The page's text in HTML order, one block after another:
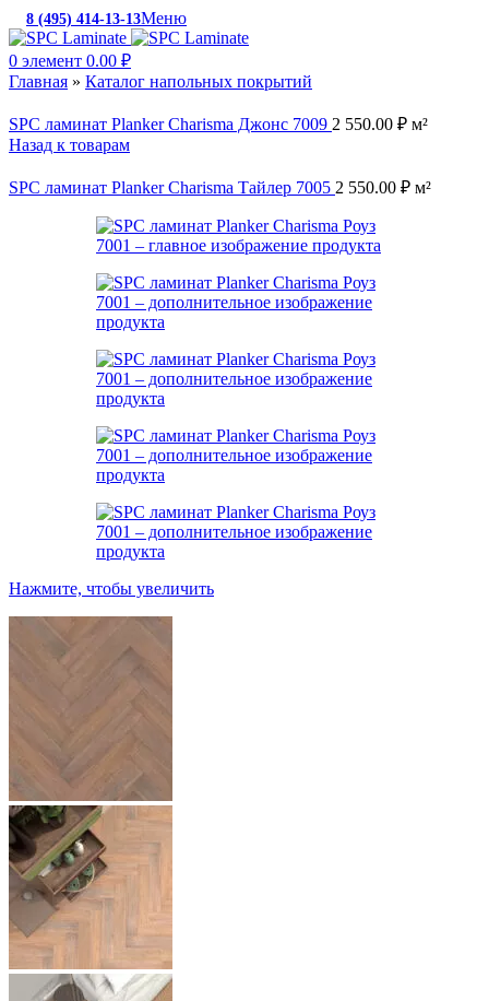
8 (495) 414-13-13Меню
0 элемент 0.00 ₽
Главная » Каталог напольных покрытий
SPC ламинат Planker Charisma Джонс 7009 2 550.00 ₽ м²
Назад к товарам
SPC ламинат Planker Charisma Тайлер 7005 2 550.00 ₽ м²
Нажмите, чтобы увеличить